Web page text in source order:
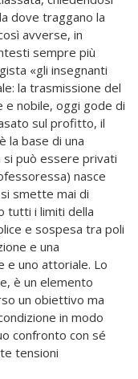
dove traggano la
avverse, in
sempre più
«gli insegnanti
la trasmissione del
e nobile, oggi gode di
sul profitto, il
la base di una
si può essere privati
nasce
smette mai di
tutti i limiti della
e sospesa tra poli
e una
e uno attoriale. Lo
è un elemento
un obiettivo ma
in modo
confronto con sé
tensioni